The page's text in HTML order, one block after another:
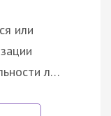
или
л…